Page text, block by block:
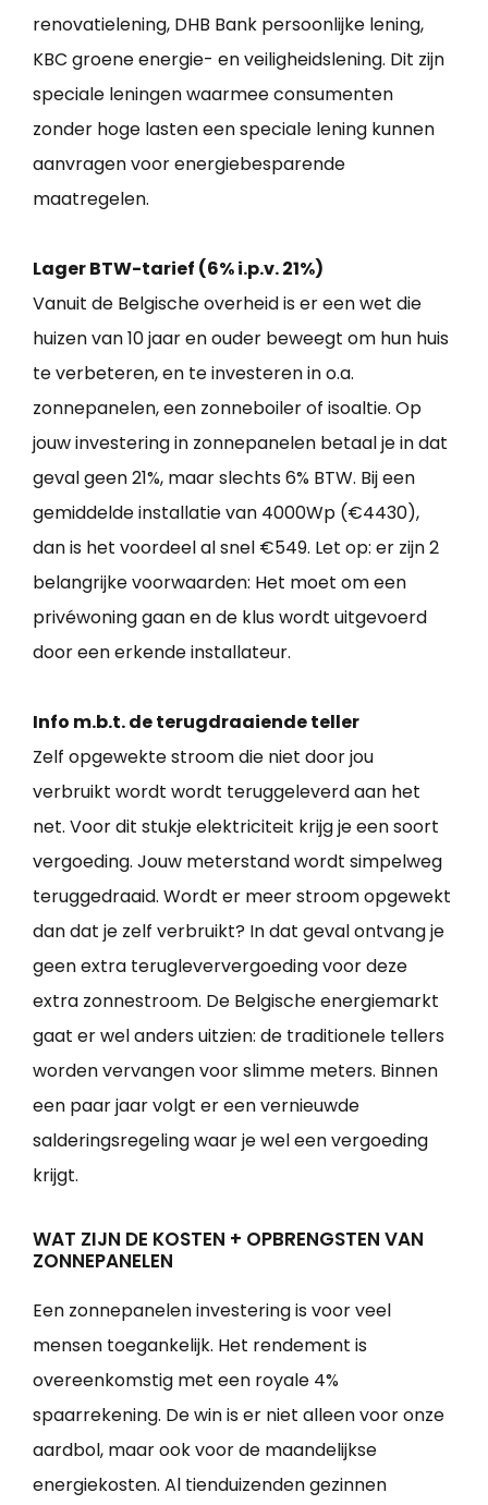
renovatielening, DHB Bank persoonlijke lening,
KBC groene energie- en veiligheidslening. Dit zijn
speciale leningen waarmee consumenten
zonder hoge lasten een speciale lening kunnen
aanvragen voor energiebesparende
maatregelen.
Lager BTW-tarief (6% i.p.v. 21%)
Vanuit de Belgische overheid is er een wet die
huizen van 10 jaar en ouder beweegt om hun huis
te verbeteren, en te investeren in o.a.
zonnepanelen, een zonneboiler of isoaltie. Op
jouw investering in zonnepanelen betaal je in dat
geval geen 21%, maar slechts 6% BTW. Bij een
gemiddelde installatie van 4000Wp (€4430),
dan is het voordeel al snel €549. Let op: er zijn 2
belangrijke voorwaarden: Het moet om een
privéwoning gaan en de klus wordt uitgevoerd
door een erkende installateur.
Info m.b.t. de terugdraaiende teller
Zelf opgewekte stroom die niet door jou
verbruikt wordt wordt teruggeleverd aan het
net. Voor dit stukje elektriciteit krijg je een soort
vergoeding. Jouw meterstand wordt simpelweg
teruggedraaid. Wordt er meer stroom opgewekt
dan dat je zelf verbruikt? In dat geval ontvang je
geen extra terugleververgoeding voor deze
extra zonnestroom. De Belgische energiemarkt
gaat er wel anders uitzien: de traditionele tellers
worden vervangen voor slimme meters. Binnen
een paar jaar volgt er een vernieuwde
salderingsregeling waar je wel een vergoeding
krijgt.
WAT ZIJN DE KOSTEN + OPBRENGSTEN VAN
ZONNEPANELEN
Een zonnepanelen investering is voor veel
mensen toegankelijk. Het rendement is
overeenkomstig met een royale 4%
spaarrekening. De win is er niet alleen voor onze
aardbol, maar ook voor de maandelijkse
energiekosten. Al tienduizenden gezinnen